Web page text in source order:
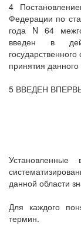
4
Федерации по
года N 64
введен в
принятия
5 ВВЕДЕН
данной области
Для каждого
термин.